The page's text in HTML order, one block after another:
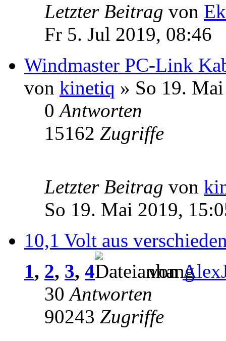
Letzter Beitrag von
Fr 5. Jul 2019, 08:46
Windmaster PC-Link
von kinetiq » So 19.
0Antworten
15162 Zugriffe
Letzter Beitrag von
So 19. Mai 2019,
10,1 Volt aus
1, 2, 3, 4 von
30Antworten
90243 Zugriffe